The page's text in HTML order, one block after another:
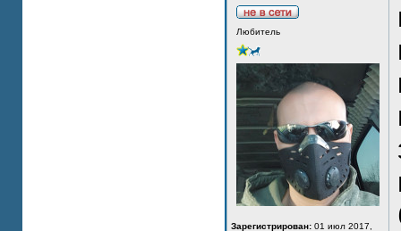
Любитель
Зарегистрирован: 01 июл 2017,